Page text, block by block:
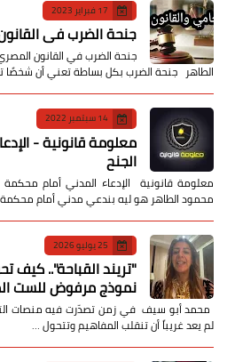
17 فبراير 2023
جنحة الضرب في
جنحة الضرب في القانون
الطاهر جنحة الضرب بكل بساطة تعني أن شخصًا
14 سبتمبر 2022
معلومة قانونية -
الجنح
معلومة قانونية الإدعاء المدني أمام محكمة
محمود الطاهر هو ليه بندعي مدني أمام
25 يوليو 2026
​"تريند القباحة".. كيف
نموذج مرفوض للست
محمد أبو سيف ​في زمن تصدّرت فيه منصات
لم يعد غريباً أن تنقلب المفاهيم وتتحول …